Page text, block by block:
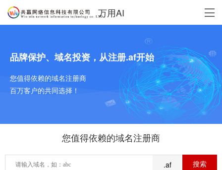
万用AI
品牌保护、域名投资，从注册.af开始
您值得依赖的域名注册商
百万客户的共同选择！
您值得依赖的域名注册商
.af